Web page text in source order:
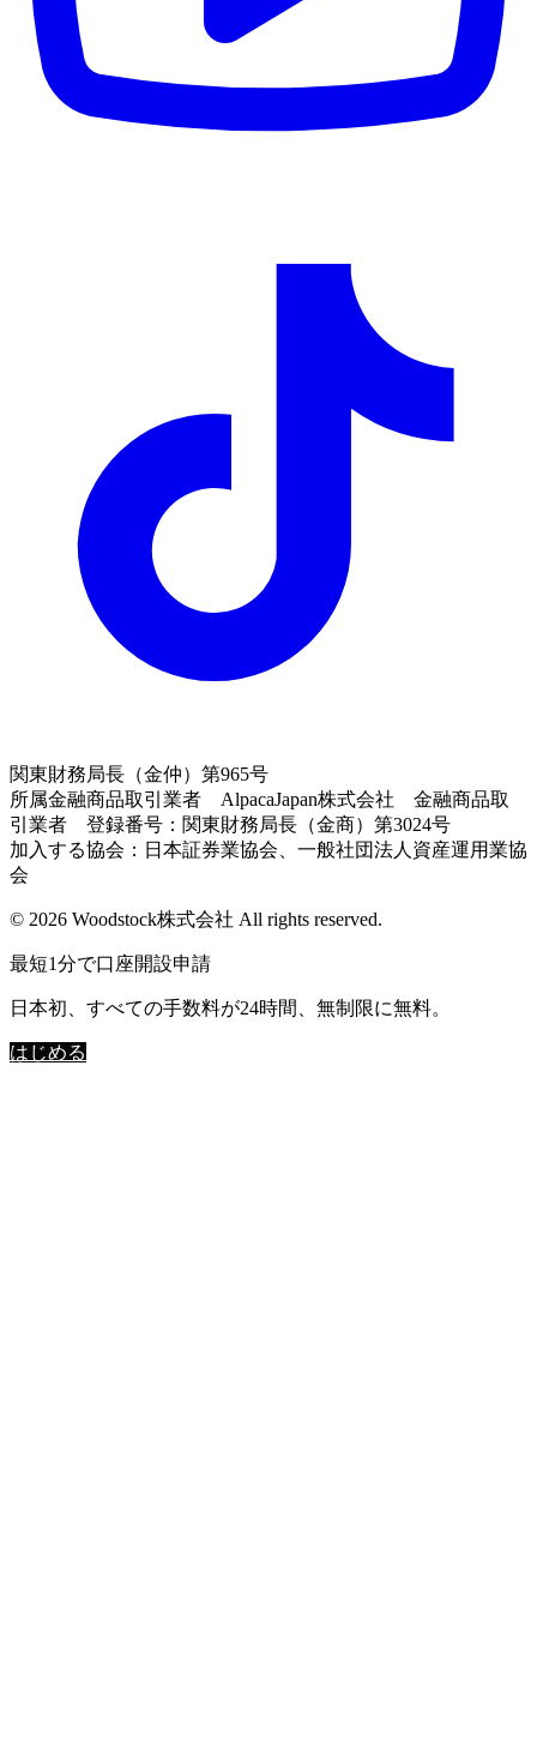
関東財務局長（金仲）第965号
所属金融商品取引業者 AlpacaJapan株式会社 金融商品取
引業者 登録番号：関東財務局長（金商）第3024号
加入する協会：日本証券業協会、一般社団法人資産運用業協
会
© 2026 Woodstock株式会社 All rights reserved.
最短1分で口座開設申請
日本初、すべての手数料が24時間、無制限に無料。
はじめる